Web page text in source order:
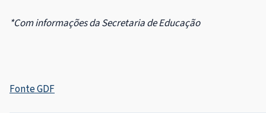
*Com informações da Secretaria de Educação
Fonte GDF